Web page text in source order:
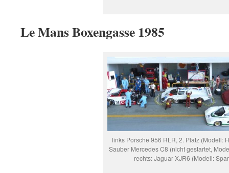
Le Mans Boxengasse 1985
links Porsche 956 RLR, 2. Platz (Modell:
Sauber Mercedes C8 (nicht gestartet,
rechts: Jaguar XJR6 (Modell: